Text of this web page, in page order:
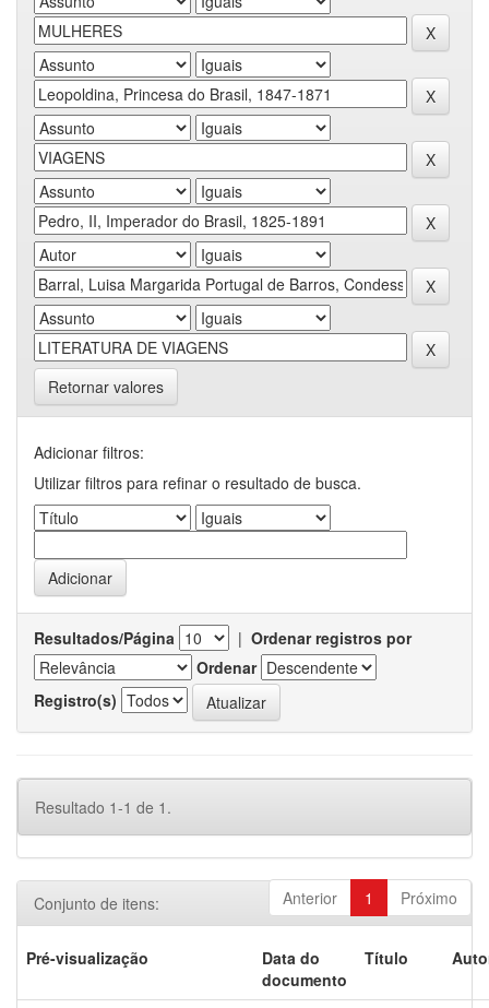
Retornar valores
Adicionar filtros:
Utilizar filtros para refinar o resultado de busca.
Resultados/Página | Ordenar registros por
Ordenar
Registro(s)
Resultado 1-1 de 1.
Anterior 1 Próximo
Conjunto de itens:
Pré-visualização
Data do
documento
Título